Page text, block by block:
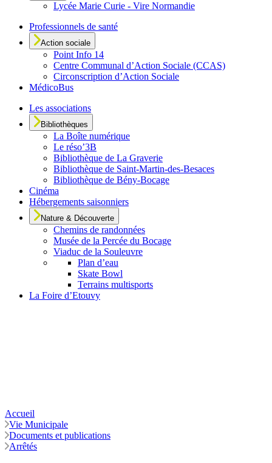
Lycée Marie Curie - Vire Normandie
Professionnels de santé
Action sociale
Point Info 14
Centre Communal d’Action Sociale (CCAS)
Circonscription d’Action Sociale
MédicoBus
Les associations
Bibliothèques
La Boîte numérique
Le réso’3B
Bibliothèque de La Graverie
Bibliothèque de Saint-Martin-des-Besaces
Bibliothèque de Bény-Bocage
Cinéma
Hébergements saisonniers
Nature & Découverte
Chemins de randonnées
Musée de la Percée du Bocage
Viaduc de la Souleuvre
Plan d’eau
Skate Bowl
Terrains multisports
La Foire d’Etouvy
Accueil
Vie Municipale
Documents et publications
Arrêtés